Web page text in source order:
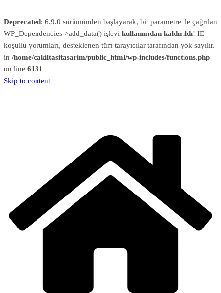
Deprecated: 6.9.0 sürümünden başlayarak, bir parametre ile çağrılan
WP_Dependencies->add_data() işlevi kullanımdan kaldırıldı! IE
koşullu yorumları, desteklenen tüm tarayıcılar tarafından yok sayılır.
in /home/cakiltasitasarim/public_html/wp-includes/functions.php
on line 6131
Skip to content